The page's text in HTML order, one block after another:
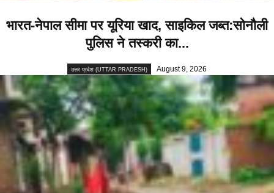
भारत-नेपाल सीमा पर यूरिया खाद, साइकिल जब्त:सोनौली
पुलिस ने तस्करी का...
उत्तर प्रदेश (UTTAR PRADESH) August 9, 2026